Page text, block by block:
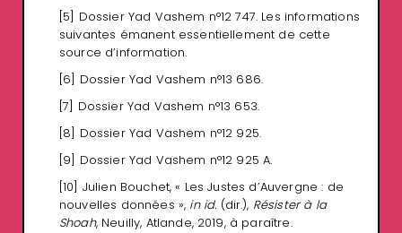
[5]
Dossier Yad Vashem n°12 747. Les informations
suivantes émanent essentiellement de cette
source d’information.
[6]
Dossier Yad Vashem n°13 686.
[7]
Dossier Yad Vashem n°13 653.
[8]
Dossier Yad Vashem n°12 925.
[9]
Dossier Yad Vashem n°12 925 A.
[10] Julien Bouchet, « Les Justes d’Auvergne : de
nouvelles données », in id. (dir.), Résister à la
Shoah, Neuilly, Atlande, 2019, à paraître.